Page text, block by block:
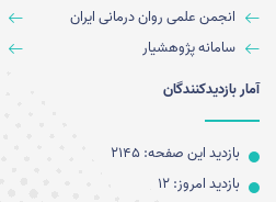
انجمن علمی روان درمانی ایران
سامانه پژوهشیار
آمار بازدیدکنندگان
بازدید این صفحه: 2145
بازدید امروز: 12